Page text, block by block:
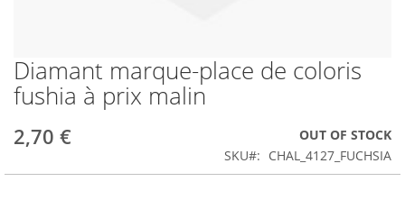
Skip
to
the
of
images
Diamant marque-place de coloris
fushia à prix malin
2,70 €
OUT OF STOCK
SKU
CHAL_4127_FUCHSIA